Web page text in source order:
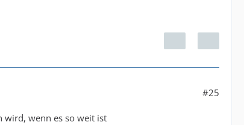
#25
wird, wenn es so weit ist